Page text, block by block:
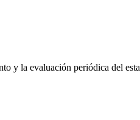
y la evaluación periódica del